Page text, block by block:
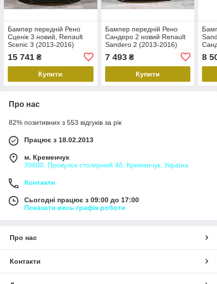
Бампер передній Рено
Сценік 3 новий, Renault
Scenic 3 (2013-2016)
15 741 ₴
Купити
Бампер передній Рено
Сандеро 2 новий Renault
Sandero 2 (2013-2016)
7 493₴
Купити
8
Про нас
82% позитивних з 553 відгуків за рік
Працює з 18.02.2013
м. Кременчук
39600, Провулок столярний 4б, Кременчук, Україна
Контакти
Сьогодні працює з 09:00 до 17:00
Показати весь графік роботи
Про нас
Контакти